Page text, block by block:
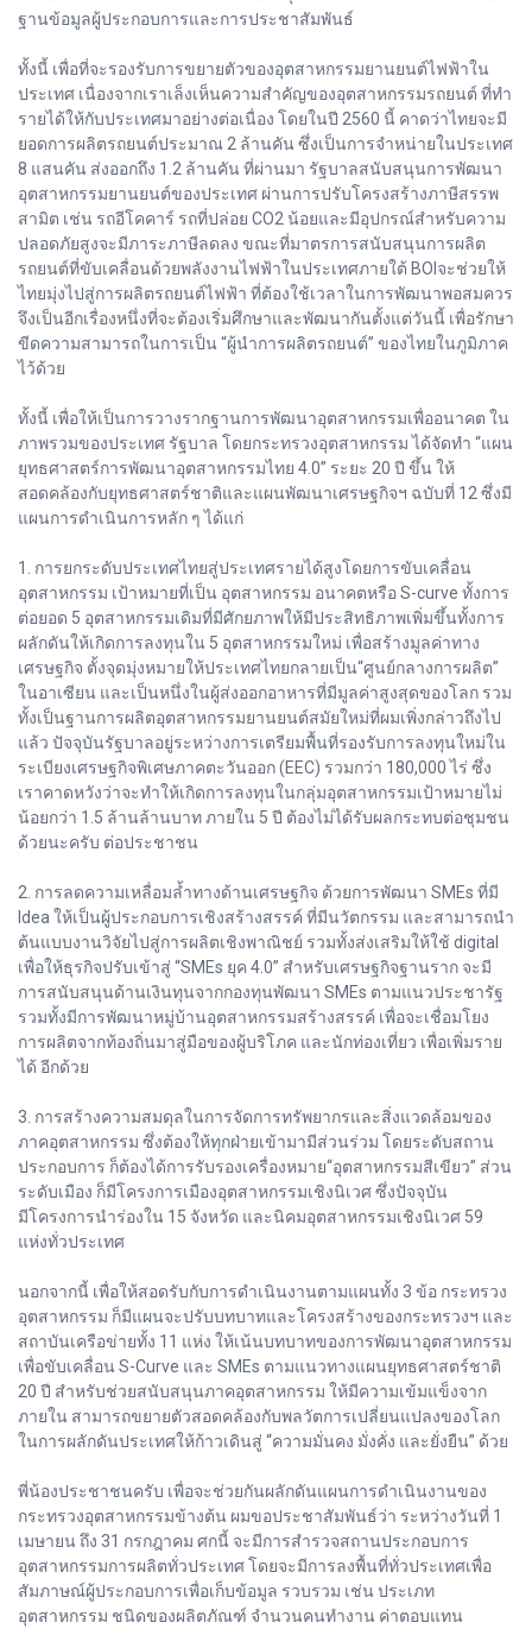
ฐานข้อมูลผู้ประกอบการและการประชาสัมพันธ์
ทั้งนี้ เพื่อที่จะรองรับการขยายตัวของอุตสาหกรรมยานยนต์ไฟฟ้าใน
ประเทศ เนื่องจากเราเล็งเห็นความสำคัญของอุตสาหกรรมรถยนต์ ที่ทำ
รายได้ให้กับประเทศมาอย่างต่อเนื่อง โดยในปี 2560 นี้ คาดว่าไทยจะมี
ยอดการผลิตรถยนต์ประมาณ 2 ล้านคัน ซึ่งเป็นการจำหน่ายในประเทศ
8 แสนคัน ส่งออกถึง 1.2 ล้านคัน ที่ผ่านมา รัฐบาลสนับสนุนการพัฒนา
อุตสาหกรรมยานยนต์ของประเทศ ผ่านการปรับโครงสร้างภาษีสรรพ
สามิต เช่น รถอีโคคาร์ รถที่ปล่อย CO2 น้อยและมีอุปกรณ์สำหรับความ
ปลอดภัยสูงจะมีภาระภาษีลดลง ขณะที่มาตรการสนับสนุนการผลิต
รถยนต์ที่ขับเคลื่อนด้วยพลังงานไฟฟ้าในประเทศภายใต้ BOIจะช่วยให้
ไทยมุ่งไปสู่การผลิตรถยนต์ไฟฟ้า ที่ต้องใช้เวลาในการพัฒนาพอสมควร
จึงเป็นอีกเรื่องหนึ่งที่จะต้องเริ่มศึกษาและพัฒนากันตั้งแต่วันนี้ เพื่อรักษา
ขีดความสามารถในการเป็น “ผู้นำการผลิตรถยนต์” ของไทยในภูมิภาค
ไว้ด้วย
ทั้งนี้ เพื่อให้เป็นการวางรากฐานการพัฒนาอุตสาหกรรมเพื่ออนาคต ใน
ภาพรวมของประเทศ รัฐบาล โดยกระทรวงอุตสาหกรรม ได้จัดทำ “แผน
ยุทธศาสตร์การพัฒนาอุตสาหกรรมไทย 4.0” ระยะ 20 ปี ขึ้น ให้
สอดคล้องกับยุทธศาสตร์ชาติและแผนพัฒนาเศรษฐกิจฯ ฉบับที่ 12 ซึ่งมี
แผนการดำเนินการหลัก ๆ ได้แก่
1. การยกระดับประเทศไทยสู่ประเทศรายได้สูงโดยการขับเคลื่อน
อุตสาหกรรม เป้าหมายที่เป็น อุตสาหกรรม อนาคตหรือ S-curve ทั้งการ
ต่อยอด 5 อุตสาหกรรมเดิมที่มีศักยภาพให้มีประสิทธิภาพเพิ่มขึ้นทั้งการ
ผลักดันให้เกิดการลงทุนใน 5 อุตสาหกรรมใหม่ เพื่อสร้างมูลค่าทาง
เศรษฐกิจ ตั้งจุดมุ่งหมายให้ประเทศไทยกลายเป็น“ศูนย์กลางการผลิต”
ในอาเซียน และเป็นหนึ่งในผู้ส่งออกอาหารที่มีมูลค่าสูงสุดของโลก รวม
ทั้งเป็นฐานการผลิตอุตสาหกรรมยานยนต์สมัยใหม่ที่ผมเพิ่งกล่าวถึงไป
แล้ว ปัจจุบันรัฐบาลอยู่ระหว่างการเตรียมพื้นที่รองรับการลงทุนใหม่ใน
ระเบียงเศรษฐกิจพิเศษภาคตะวันออก (EEC) รวมกว่า 180,000 ไร่ ซึ่ง
เราคาดหวังว่าจะทำให้เกิดการลงทุนในกลุ่มอุตสาหกรรมเป้าหมายไม่
น้อยกว่า 1.5 ล้านล้านบาท ภายใน 5 ปี ต้องไม่ได้รับผลกระทบต่อชุมชน
ด้วยนะครับ ต่อประชาชน
2. การลดความเหลื่อมล้ำทางด้านเศรษฐกิจ ด้วยการพัฒนา SMEs ที่มี
Idea ให้เป็นผู้ประกอบการเชิงสร้างสรรค์ ที่มีนวัตกรรม และสามารถนำ
ต้นแบบงานวิจัยไปสู่การผลิตเชิงพาณิชย์ รวมทั้งส่งเสริมให้ใช้ digital
เพื่อให้ธุรกิจปรับเข้าสู่ “SMEs ยุค 4.0” สำหรับเศรษฐกิจฐานราก จะมี
การสนับสนุนด้านเงินทุนจากกองทุนพัฒนา SMEs ตามแนวประชารัฐ
รวมทั้งมีการพัฒนาหมู่บ้านอุตสาหกรรมสร้างสรรค์ เพื่อจะเชื่อมโยง
การผลิตจากท้องถิ่นมาสู่มือของผู้บริโภค และนักท่องเที่ยว เพื่อเพิ่มราย
ได้ อีกด้วย
3. การสร้างความสมดุลในการจัดการทรัพยากรและสิ่งแวดล้อมของ
ภาคอุตสาหกรรม ซึ่งต้องให้ทุกฝ่ายเข้ามามีส่วนร่วม โดยระดับสถาน
ประกอบการ ก็ต้องได้การรับรองเครื่องหมาย“อุตสาหกรรมสีเขียว” ส่วน
ระดับเมือง ก็มีโครงการเมืองอุตสาหกรรมเชิงนิเวศ ซึ่งปัจจุบัน
มีโครงการนำร่องใน 15 จังหวัด และนิคมอุตสาหกรรมเชิงนิเวศ 59
แห่งทั่วประเทศ
นอกจากนี้ เพื่อให้สอดรับกับการดำเนินงานตามแผนทั้ง 3 ข้อ กระทรวง
อุตสาหกรรม ก็มีแผนจะปรับบทบาทและโครงสร้างของกระทรวงฯ และ
สถาบันเครือข่ายทั้ง 11 แห่ง ให้เน้นบทบาทของการพัฒนาอุตสาหกรรม
เพื่อขับเคลื่อน S-Curve และ SMEs ตามแนวทางแผนยุทธศาสตร์ชาติ
20 ปี สำหรับช่วยสนับสนุนภาคอุตสาหกรรม ให้มีความเข้มแข็งจาก
ภายใน สามารถขยายตัวสอดคล้องกับพลวัตการเปลี่ยนแปลงของโลก
ในการผลักดันประเทศให้ก้าวเดินสู่ “ความมั่นคง มั่งคั่ง และยั่งยืน” ด้วย
พี่น้องประชาชนครับ เพื่อจะช่วยกันผลักดันแผนการดำเนินงานของ
กระทรวงอุตสาหกรรมข้างต้น ผมขอประชาสัมพันธ์ว่า ระหว่างวันที่ 1
เมษายน ถึง 31 กรกฎาคม ศกนี้ จะมีการสำรวจสถานประกอบการ
อุตสาหกรรมการผลิตทั่วประเทศ โดยจะมีการลงพื้นที่ทั่วประเทศเพื่อ
สัมภาษณ์ผู้ประกอบการเพื่อเก็บข้อมูล รวบรวม เช่น ประเภท
อุตสาหกรรม ชนิดของผลิตภัณฑ์ จำนวนคนทำงาน ค่าตอบแทน